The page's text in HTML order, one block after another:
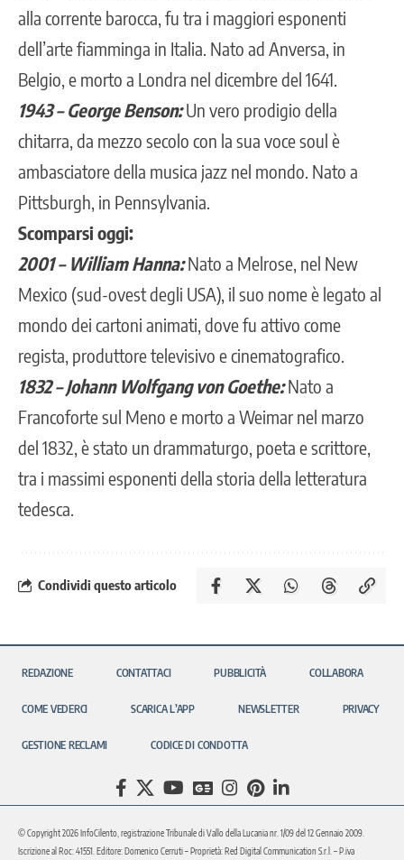
alla corrente barocca, fu tra i maggiori esponenti
dell’arte fiamminga in Italia. Nato ad Anversa, in
Belgio, e morto a Londra nel dicembre del 1641.
1943 – George Benson:Un vero prodigio della
chitarra, da mezzo secolo con la sua voce soul è
ambasciatore della musica jazz nel mondo. Nato a
Pittsburgh, in Pennsylvania.
Scomparsi oggi:
2001 – William Hanna:Nato a Melrose, nel New
Mexico (sud-ovest degli USA), il suo nome è legato al
mondo dei cartoni animati, dove fu attivo come
regista, produttore televisivo e cinematografico.
1832 – Johann Wolfgang von Goethe:Nato a
Francoforte sul Meno e morto a Weimar nel marzo
del 1832, è stato un drammaturgo, poeta e scrittore,
tra i massimi esponenti della storia della letteratura
tedesca.
Condividi questo articolo
REDAZIONE CONTATTACI PUBBLICITÀ COLLABORA
COME VEDERCI SCARICA L’APP NEWSLETTER PRIVACY
GESTIONE RECLAMI CODICE DI CONDOTTA
© Copyright 2026 InfoCilento, registrazione Tribunale di Vallo della Lucania nr. 1/09 del 12 Gennaio 2009.
Iscrizione al Roc: 41551. Editore: Domenico Cerruti – Proprietà: Red Digital Communication S.r.l. – P.iva